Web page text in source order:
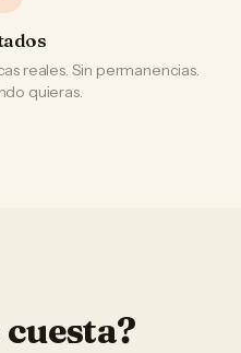
reales. Sin permanencias.
quieras.